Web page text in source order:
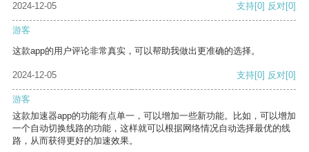
2024-12-05 支持[0] 反对[0]
游客
这款app的用户评论非常真实，可以帮助我做出更准确的选择。
2024-12-05 支持[0] 反对[0]
游客
这款加速器app的功能有点单一，可以增加一些新功能。比如，可以增加
一个自动切换线路的功能，这样就可以根据网络情况自动选择最优的线
路，从而获得更好的加速效果。